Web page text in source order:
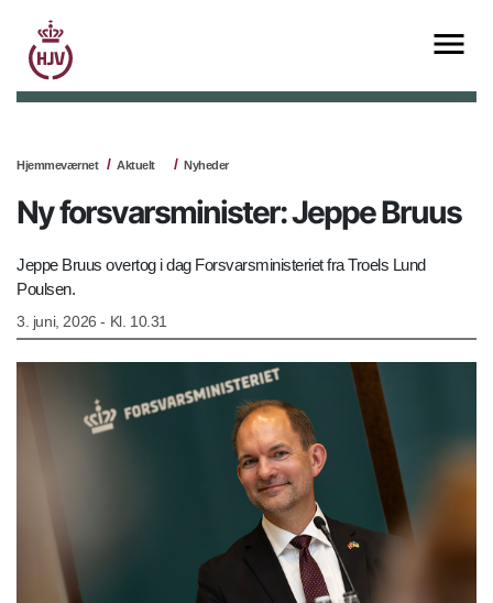
Hjemmeværnet Aktuelt Nyheder
Ny forsvarsminister: Jeppe Bruus
Jeppe Bruus overtog i dag Forsvarsministeriet fra Troels Lund
Poulsen.
3. juni, 2026 - Kl. 10.31